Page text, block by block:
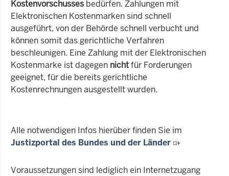
Kostenvorschusses bedürfen. Zahlungen mit
Elektronischen Kostenmarken sind schnell
ausgeführt, von der Behörde schnell verbucht und
können somit das gerichtliche Verfahren
beschleunigen. Eine Zahlung mit der Elektronischen
Kostenmarke ist dagegen nichtfür Forderungen
geeignet, für die bereits gerichtliche
Kostenrechnungen ausgestellt wurden.
Alle notwendigen Infos hierüber finden Sie im
Justizportal des Bundes und der Länder
Voraussetzungen sind lediglich ein Internetzugang